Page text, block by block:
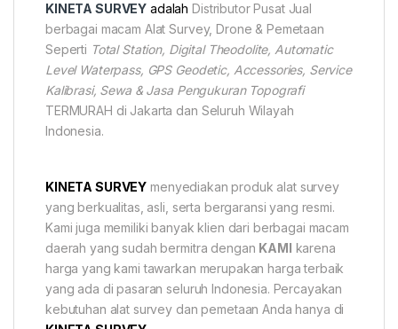
KINETA SURVEY adalahDistributor Pusat Jual
berbagai macam Alat Survey, Drone & Pemetaan
Seperti Total Station, Digital Theodolite, Automatic
Level Waterpass, GPS Geodetic, Accessories, Service
Kalibrasi, Sewa & Jasa Pengukuran Topografi
TERMURAH di Jakarta dan Seluruh Wilayah
Indonesia.
KINETA SURVEY menyediakan produk alat survey
yang berkualitas, asli, serta bergaransi yang resmi.
Kami juga memiliki banyak klien dari berbagai macam
daerah yang sudah bermitra dengan KAMI karena
harga yang kami tawarkan merupakan harga terbaik
yang ada di pasaran seluruh Indonesia. Percayakan
kebutuhan alat survey dan pemetaan Anda hanya di